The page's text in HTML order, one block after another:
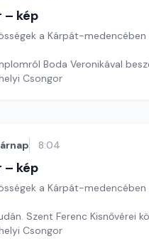
– kép
a Kárpát-medencében
Boda Veronikával
Csongor
8:04
– kép
a Kárpát-medencében
Szent Ferenc Kisnővérei
Csongor